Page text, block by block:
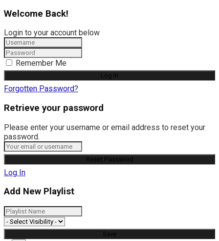
Welcome Back!
Login to your account below
Remember Me
Forgotten Password?
Retrieve your password
Please enter your username or email address to reset your
password.
Log In
Add New Playlist